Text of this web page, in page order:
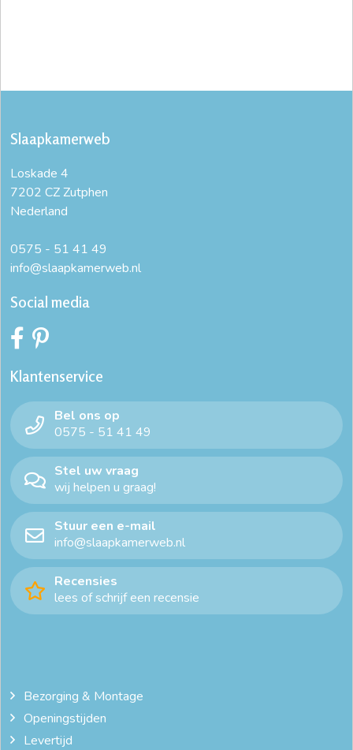
Slaapkamerweb
Loskade 4
7202 CZ Zutphen
Nederland
0575 - 51 41 49
info@slaapkamerweb.nl
Social media
Klantenservice
Bel ons op
0575 - 51 41 49
Stel uw vraag
wij helpen u graag!
Stuur een e-mail
info@slaapkamerweb.nl
Recensies
lees of schrijf een recensie
Bezorging & Montage
Openingstijden
Levertijd